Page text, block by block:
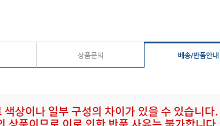
상품문의 배송/반품안내